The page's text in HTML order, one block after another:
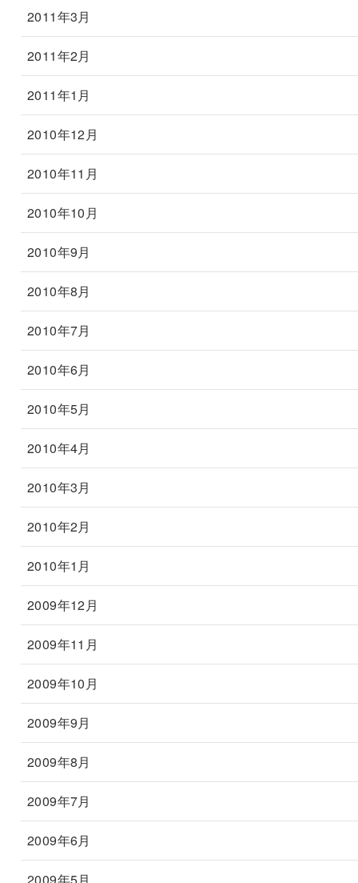
2011年3月
2011年2月
2011年1月
2010年12月
2010年11月
2010年10月
2010年9月
2010年8月
2010年7月
2010年6月
2010年5月
2010年4月
2010年3月
2010年2月
2010年1月
2009年12月
2009年11月
2009年10月
2009年9月
2009年8月
2009年7月
2009年6月